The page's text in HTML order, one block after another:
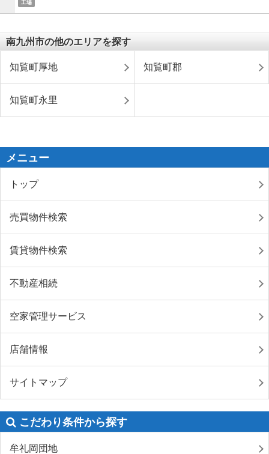
工場
南九州市の他のエリアを探す
知覧町厚地 知覧町郡
知覧町永里
メニュー
トップ
売買物件検索
賃貸物件検索
不動産相続
空家管理サービス
店舗情報
サイトマップ
こだわり条件から探す
牟礼岡団地